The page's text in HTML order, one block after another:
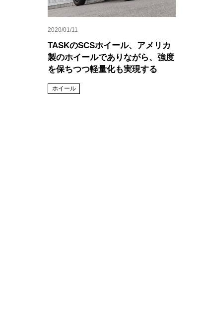
2020/01/11
TASKのSCSホイール、アメリカ
製のホイールでありながら、強度
を保ちつつ軽量化も実現する
ホイール